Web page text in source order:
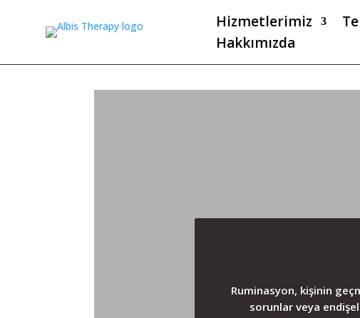
Hizmetlerimiz
Hakkımızda
Ruminasyon, kişinin
sorunlar veya